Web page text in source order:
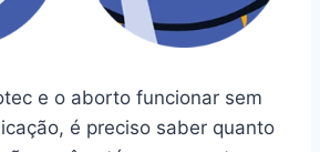
e o aborto funcionar sem
é preciso saber quanto